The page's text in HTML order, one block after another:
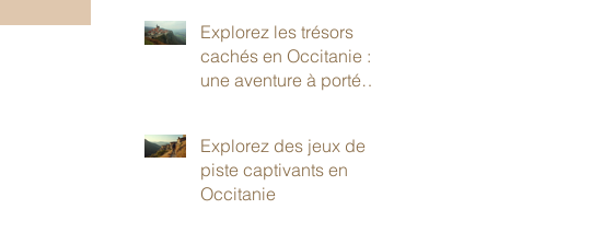
Explorez les trésors
cachés en Occitanie :
une aventure à portée
Explorez des jeux de
piste captivants en
Occitanie